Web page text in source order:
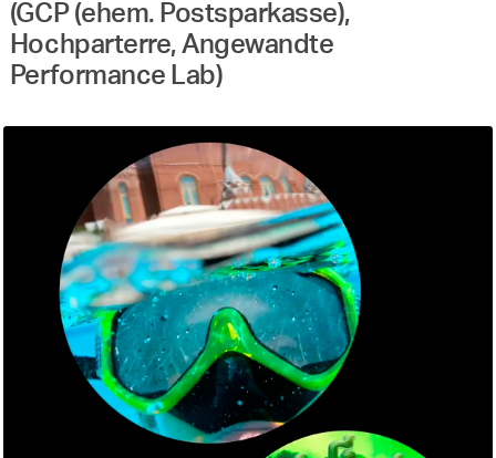
(GCP (ehem. Postsparkasse),
Hochparterre, Angewandte
Performance Lab)